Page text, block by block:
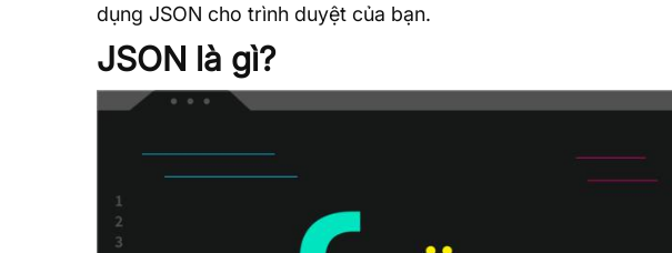
dụng JSON cho trình duyệt của bạn.
JSON là gì?